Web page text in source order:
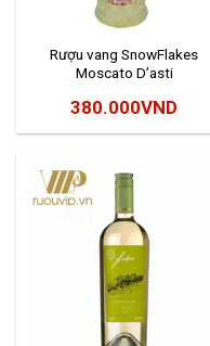
Rượu vang SnowFlakes
Moscato D’asti
380.000VND